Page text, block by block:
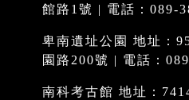
館路1號 | 電話：089-
卑南遺址公園 地址：
園路200號 | 電話：
南科考古館 地址：